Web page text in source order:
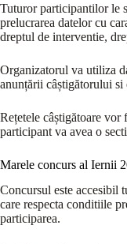
Tuturor participantilor le
prelucrarea datelor cu
dreptul de interventie,
Organizatorul va utiliza
anunțării câștigătorului si
Rețetele câștigătoare vor
participant va avea o
Marele concurs al Iernii
Concursul este accesibil
care respecta conditiile
participarea.